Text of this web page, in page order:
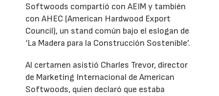
Softwoods compartíó con AEIM y también
con AHEC (American Hardwood Export
Council), un stand común bajo el eslogan de
‘La Madera para la Construcción Sostenible’.
Al certamen asistió Charles Trevor, director
de Marketing Internacional de American
Softwoods, quien declaró que estaba